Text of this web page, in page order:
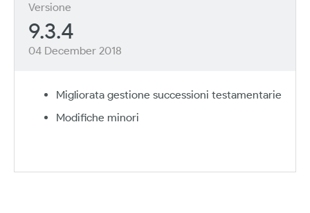
Versione
9.3.4
04 December 2018
Migliorata gestione successioni testamentarie
Modifiche minori